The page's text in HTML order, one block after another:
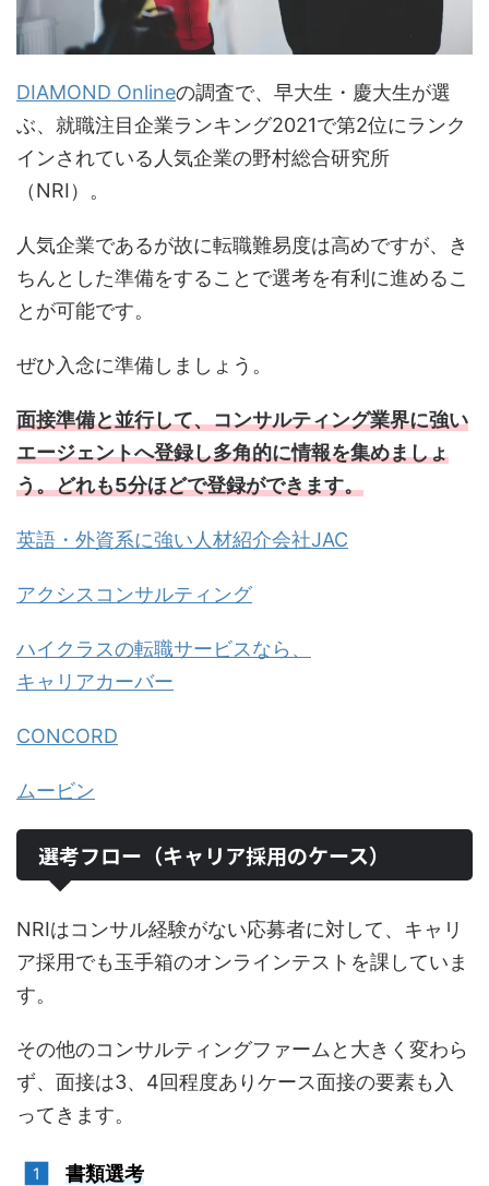
DIAMOND Onlineの調査で、早大生・慶大生が選
ぶ、就職注目企業ランキング2021で第2位にランク
インされている人気企業の野村総合研究所
（NRI）。
人気企業であるが故に転職難易度は高めですが、き
ちんとした準備をすることで選考を有利に進めるこ
とが可能です。
ぜひ入念に準備しましょう。
面接準備と並行して、コンサルティング業界に強い
エージェントへ登録し多角的に情報を集めましょ
う。どれも5分ほどで登録ができます。
英語・外資系に強い人材紹介会社JAC
アクシスコンサルティング
ハイクラスの転職サービスなら、
キャリアカーバー
CONCORD
ムービン
選考フロー（キャリア採用のケース）
NRIはコンサル経験がない応募者に対して、キャリ
ア採用でも玉手箱のオンラインテストを課していま
す。
その他のコンサルティングファームと大きく変わら
ず、面接は3、4回程度ありケース面接の要素も入
ってきます。
書類選考